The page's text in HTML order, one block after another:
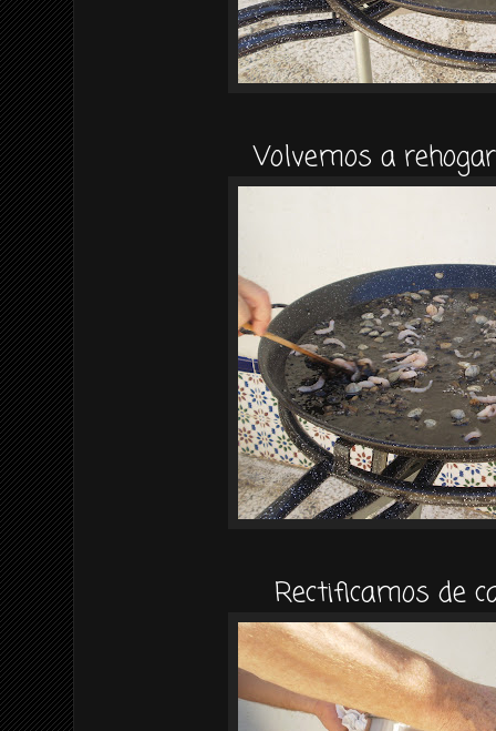
Volvemos a
Rectificamos de